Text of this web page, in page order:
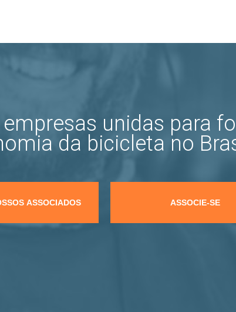
unidas para
da bicicleta no
ASSOCIADOS ASSOCIE-SE